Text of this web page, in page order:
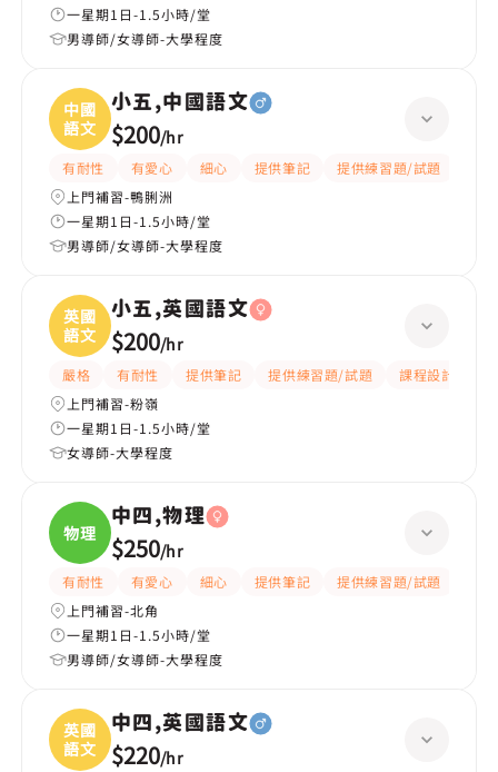
一星期1日-1.5小時/堂
男導師/女導師-大學程度
中國
語文
小五,中國語文
$200/hr
有耐性 有愛心 細心 提供筆記 提供練習題/試題
上門補習-鴨脷洲
一星期1日-1.5小時/堂
男導師/女導師-大學程度
英國
語文
小五,英國語文
$200/hr
嚴格 有耐性 提供筆記 提供練習題/試題 課程設計
上門補習-粉嶺
一星期1日-1.5小時/堂
女導師-大學程度
物理
中四,物理
$250/hr
有耐性 有愛心 細心 提供筆記 提供練習題/試題
上門補習-北角
一星期1日-1.5小時/堂
男導師/女導師-大學程度
英國
語文
中四,英國語文
$220/hr